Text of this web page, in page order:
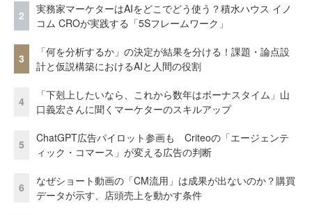
2
実務家マーケターはAIをどこでどう使う？積水ハウス イノ
コム CROが実践する「5Sフレームワーク」
3
「何を分析するか」の決定が結果を分ける！課題・論点設
計と仮説構築におけるAIと人間の役割
4
「下剋上したいなら、これから数年はボーナスタイム」山
口義宏さんに聞くマーケターのスキルアップ
5
ChatGPT広告パイロット参画も Criteoの「エージェンテ
ィック・コマース」が変える広告の判断
6
なぜショート動画の「CM流用」は成果が出ないのか？購買
データが示す、店頭売上を動かす条件